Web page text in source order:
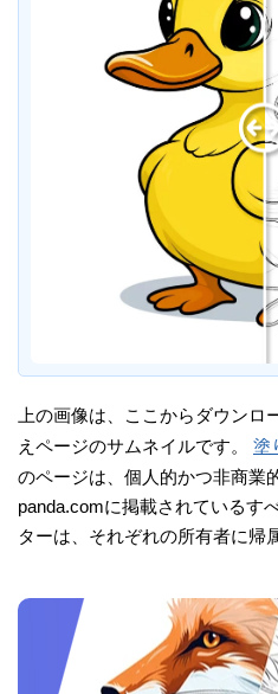
上の画像は、ここからダウンロ
えページのサムネイルです。 塗
のページは、個人的かつ非商業
panda.comに掲載されているす
ターは、それぞれの所有者に帰